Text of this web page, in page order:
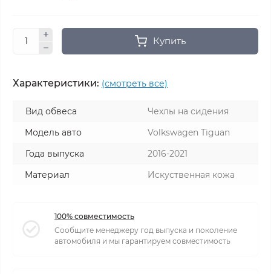
Купить
Характеристики: (смотреть все)
Вид обвеса
Чехлы на сидения
Модель авто
Volkswagen Tiguan
Года выпуска
2016-2021
Материал
Искуственная кожа
100% совместимость
Сообщите менеджеру год выпуска и поколение
автомобиля и мы гарантируем совместимость